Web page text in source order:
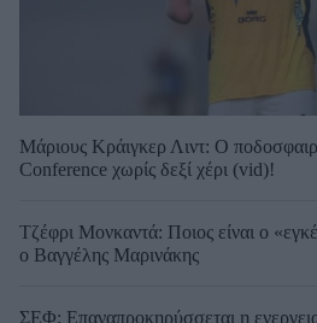
Μάριους Κράιγκερ Λιντ: Ο
Conference χωρίς δεξί χέρι (vid)!
Τζέφρι Μονκαντά: Ποιος είναι ο
ο Βαγγέλης Μαρινάκης
ΣΕΦ: Επαναπροκηρύσσεται η